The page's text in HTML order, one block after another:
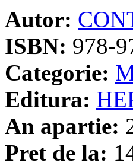
Autor:
ISBN: 978-
Categorie:
Editura:
An apartie:
Pret de la: